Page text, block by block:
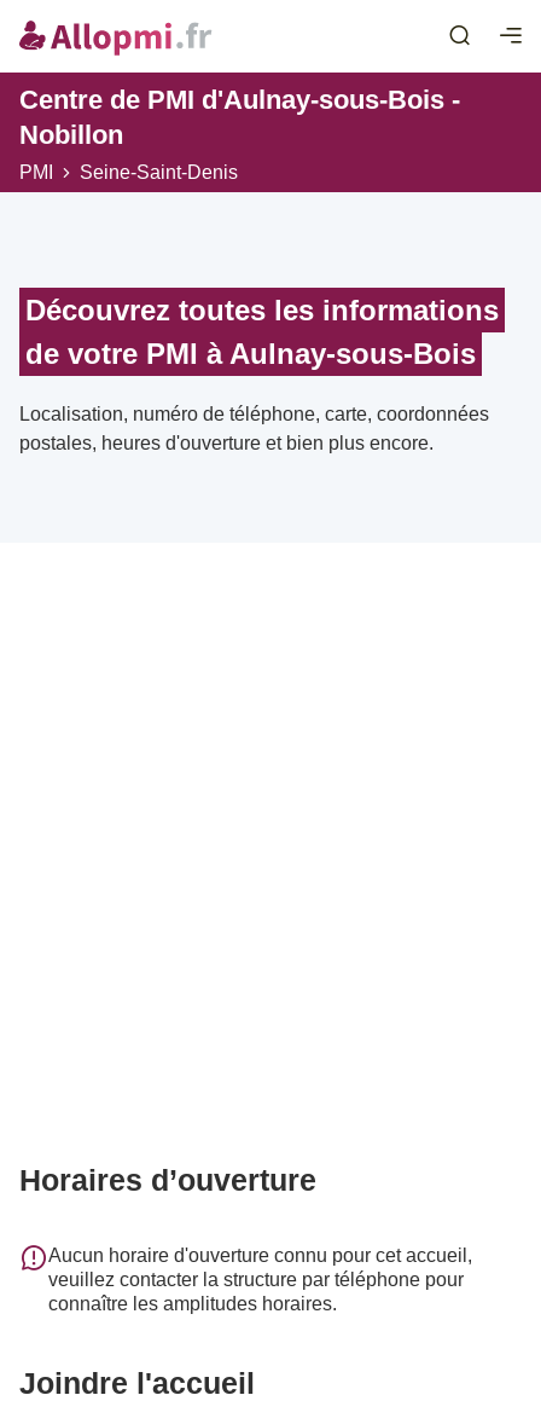
Centre de PMI d'Aulnay-sous-Bois -
Nobillon
PMI Seine-Saint-Denis
Découvrez toutes les informations
de votre PMI à Aulnay-sous-Bois
Localisation, numéro de téléphone, carte, coordonnées
postales, heures d'ouverture et bien plus encore.
Horaires d’ouverture
Aucun horaire d'ouverture connu pour cet accueil,
veuillez contacter la structure par téléphone pour
connaître les amplitudes horaires.
Joindre l'accueil